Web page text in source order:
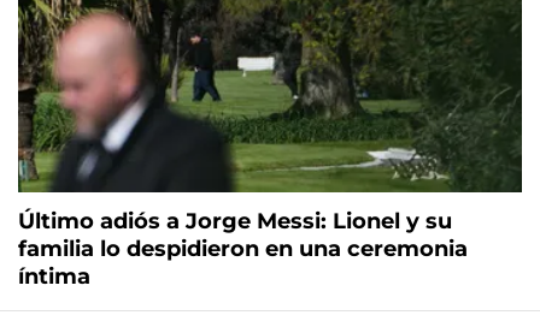
Último adiós a Jorge Messi: Lionel y su
familia lo despidieron en una ceremonia
íntima